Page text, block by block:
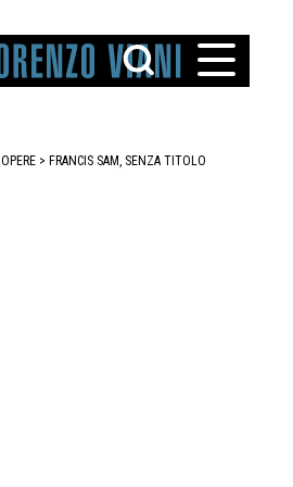
OPERE > FRANCIS SAM, SENZA TITOLO